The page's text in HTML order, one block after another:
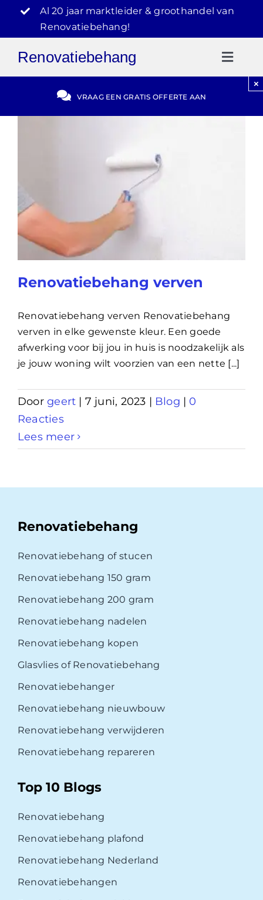
inhoud
Al 20 jaar marktleider & groothandel van
Renovatiebehang!
Renovatiebehang
Gratis Offerte
030-2072303
VRAAG EEN GRATIS OFFERTE AAN
×
Renovatiebehang verven
Renovatiebehang verven Renovatiebehang
verven in elke gewenste kleur. Een goede
afwerking voor bij jou in huis is noodzakelijk als
je jouw woning wilt voorzien van een nette [...]
Doorgeert | 7 juni, 2023 | Blog | 0
Reacties
Lees meer
Renovatiebehang
Renovatiebehang of stucen
Renovatiebehang 150 gram
Renovatiebehang 200 gram
Renovatiebehang nadelen
Renovatiebehang kopen
Glasvlies of Renovatiebehang
Renovatiebehanger
Renovatiebehang nieuwbouw
Renovatiebehang verwijderen
Renovatiebehang repareren
Top 10 Blogs
Renovatiebehang
Renovatiebehang plafond
Renovatiebehang Nederland
Renovatiebehangen